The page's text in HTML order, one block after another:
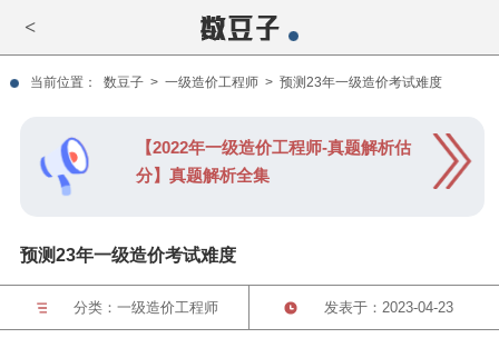
<
当前位置： 数豆子 > 一级造价工程师 > 预测23年一级造价考试难度
【2022年一级造价工程师-真题解析估
分】真题解析全集
预测23年一级造价考试难度
分类：一级造价工程师 发表于：2023-04-23